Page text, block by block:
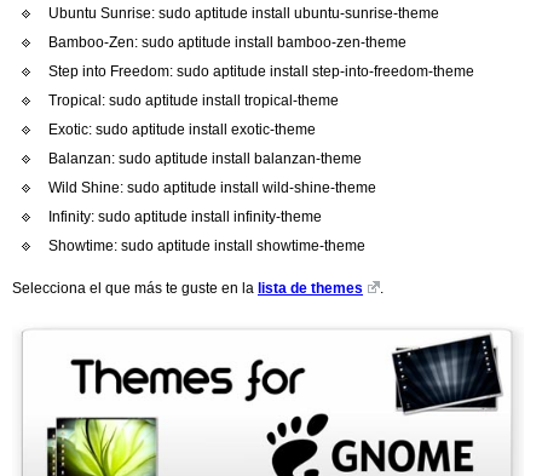
Ubuntu Sunrise: sudo aptitude install ubuntu-sunrise-theme
Bamboo-Zen: sudo aptitude install bamboo-zen-theme
Step into Freedom: sudo aptitude install step-into-freedom-theme
Tropical: sudo aptitude install tropical-theme
Exotic: sudo aptitude install exotic-theme
Balanzan: sudo aptitude install balanzan-theme
Wild Shine: sudo aptitude install wild-shine-theme
Infinity: sudo aptitude install infinity-theme
Showtime: sudo aptitude install showtime-theme
Selecciona el que más te guste en la lista de themes .